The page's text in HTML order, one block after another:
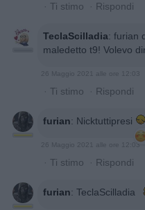
· Ti stimo · Rispondi
TeclaScilladia: furian
maledetto t9! Volevo
26 Maggio 2021 alle ore 12:03
· Ti stimo · Rispondi
furian: Nicktuttipresi
26 Maggio 2021 alle ore 12:03
· Ti stimo · Rispondi
furian: TeclaScilladia